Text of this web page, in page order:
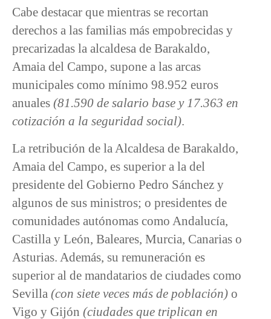
Cabe destacar que mientras se recortan
derechos a las familias más empobrecidas y
precarizadas la alcaldesa de Barakaldo,
Amaia del Campo, supone a las arcas
municipales como mínimo 98.952 euros
anuales (81.590 de salario base y 17.363 en
cotización a la seguridad social).
La retribución de la Alcaldesa de Barakaldo,
Amaia del Campo, es superior a la del
presidente del Gobierno Pedro Sánchez y
algunos de sus ministros; o presidentes de
comunidades autónomas como Andalucía,
Castilla y León, Baleares, Murcia, Canarias o
Asturias. Además, su remuneración es
superior al de mandatarios de ciudades como
Sevilla (con siete veces más de población) o
Vigo y Gijón (ciudades que triplican en